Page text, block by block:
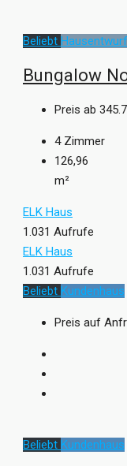
Beliebt Hausentwurf
Bungalow
Preis ab
4 Zimmer
126,96
m²
ELK Haus
1.031 Aufrufe
ELK Haus
1.031 Aufrufe
Beliebt Kundenhaus
Preis auf
Beliebt Kundenhaus